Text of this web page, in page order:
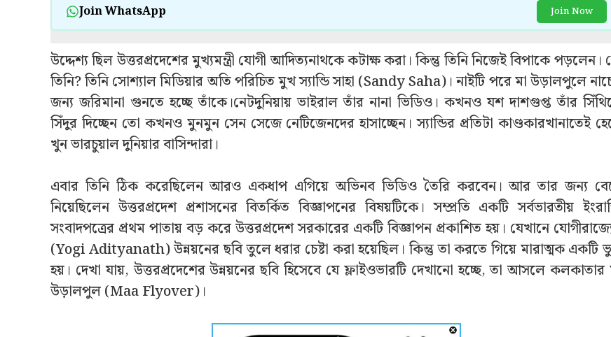
Join WhatsApp Join Now
উদ্দেশ্য ছিল উত্তরপ্রদেশের মুখ্যমন্ত্রী যোগী আদিত্যনাথকে কটাক্ষ করা। কিন্তু তিনি নিজেই বিপাকে পড়লেন।
তিনি? তিনি সোশ্যাল মিডিয়ার অতি পরিচিত মুখ স্যান্ডি সাহা (Sandy Saha)। নাইটি পরে মা উড়ালপুলে
জন্য জরিমানা গুনতে হচ্ছে তাঁকে।নেটদুনিয়ায় ভাইরাল তাঁর নানা ভিডিও। কখনও যশ দাশগুপ্ত তাঁর
সিঁদুর দিচ্ছেন তো কখনও মুনমুন সেন সেজে নেটিজেনদের হাসাচ্ছেন। স্যান্ডির প্রতিটা কাণ্ডকারখানাতেই
খুন ভারচুয়াল দুনিয়ার বাসিন্দারা।
এবার তিনি ঠিক করেছিলেন আরও একধাপ এগিয়ে অভিনব ভিডিও তৈরি করবেন। আর তার জন্য
নিয়েছিলেন উত্তরপ্রদেশ প্রশাসনের বিতর্কিত বিজ্ঞাপনের বিষয়টিকে। সম্প্রতি একটি সর্বভারতীয়
সংবাদপত্রের প্রথম পাতায় বড় করে উত্তরপ্রদেশ সরকারের একটি বিজ্ঞাপন প্রকাশিত হয়। যেখানে
(Yogi Adityanath) উন্নয়নের ছবি তুলে ধরার চেষ্টা করা হয়েছিল। কিন্তু তা করতে গিয়ে মারাত্মক একটি
হয়। দেখা যায়, উত্তরপ্রদেশের উন্নয়নের ছবি হিসেবে যে ফ্লাইওভারটি দেখানো হচ্ছে, তা আসলে কলকাতার
উড়ালপুল (Maa Flyover)।